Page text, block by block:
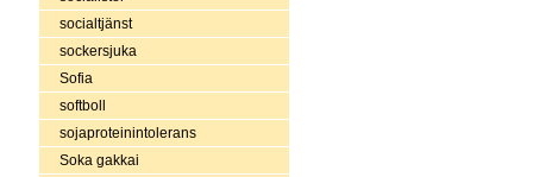
socialtjänst
sockersjuka
Sofia
softboll
sojaproteinintolerans
Soka gakkai